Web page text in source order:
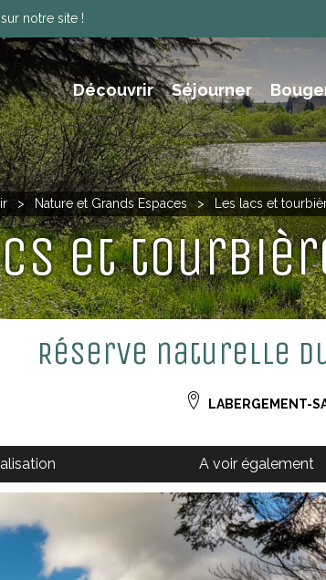
notre site !
Découvrir Séjourner
> Nature et Grands Espaces > Les lacs et
et
Réserve naturelle
LABERGEMENT-
A voir également